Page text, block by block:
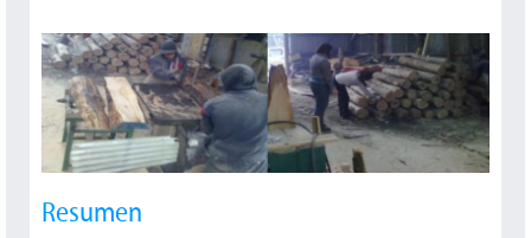
Resumen